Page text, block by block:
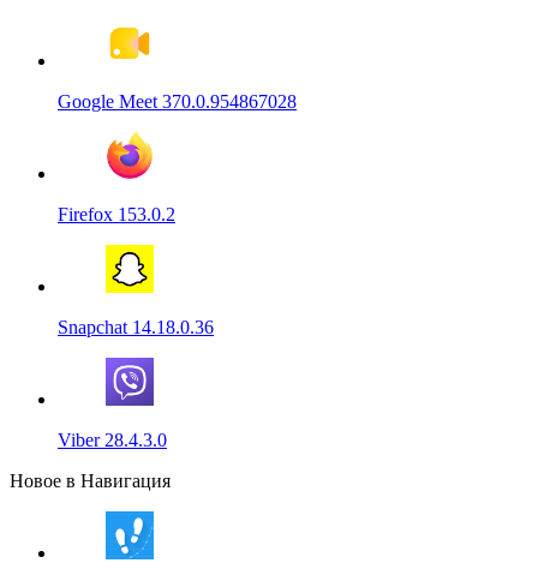
Google Meet 370.0.954867028
Firefox 153.0.2
Snapchat 14.18.0.36
Viber 28.4.3.0
Новое в Навигация